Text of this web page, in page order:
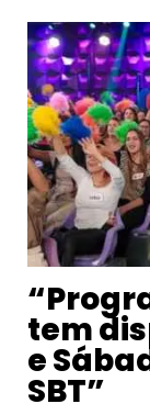
tem
e
SBT”